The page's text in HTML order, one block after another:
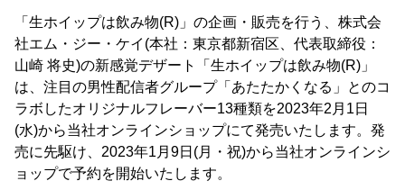
「生ホイップは飲み物(R)」の企画・販売を行う、株式会
社エム・ジー・ケイ(本社：東京都新宿区、代表取締役：
山崎 将史)の新感覚デザート「生ホイップは飲み物(R)」
は、注目の男性配信者グループ「あたたかくなる」とのコ
ラボしたオリジナルフレーバー13種類を2023年2月1日
(水)から当社オンラインショップにて発売いたします。発
売に先駆け、2023年1月9日(月・祝)から当社オンラインシ
ョップで予約を開始いたします。